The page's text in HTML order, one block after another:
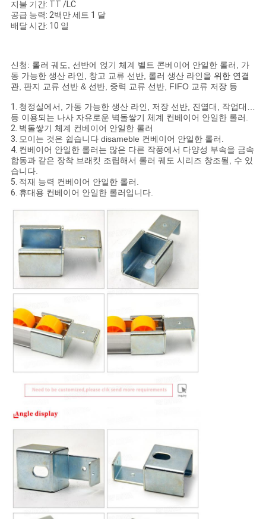
를
요
청
하
다
사
이
트
PRIVACY
POLICY
지불 기간: TT /LC
공급 능력: 2백만 세트 1 달
배달 시간: 10 일
신청: 롤러 궤도, 선반에 얹기 체계 벨트 콘베이어 안일한 롤러, 가
동 가능한 생산 라인, 창고 교류 선반, 롤러 생산 라인을 위한 연결
관, 판지 교류 선반 & 선반, 중력 교류 선반, FIFO 교류 저장 등
1. 청정실에서, 가동 가능한 생산 라인, 저장 선반, 진열대, 작업대…
등 이용되는 나사 자유로운 벽돌쌓기 체계 컨베이어 안일한 롤러.
2. 벽돌쌓기 체계 컨베이어 안일한 롤러
3. 모이는 것은 쉽습니다 disameble 컨베이어 안일한 롤러.
4. 컨베이어 안일한 롤러는 많은 다른 작풍에서 다양성 부속을 금속
합동과 같은 장착 브래킷 조립해서 롤러 궤도 시리즈 창조될, 수 있
습니다.
5. 적재 능력 컨베이어 안일한 롤러.
6. 휴대용 컨베이어 안일한 롤러입니다.